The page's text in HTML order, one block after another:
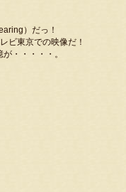
）だっ！
ビ東京での映像だ！
・・・・・。